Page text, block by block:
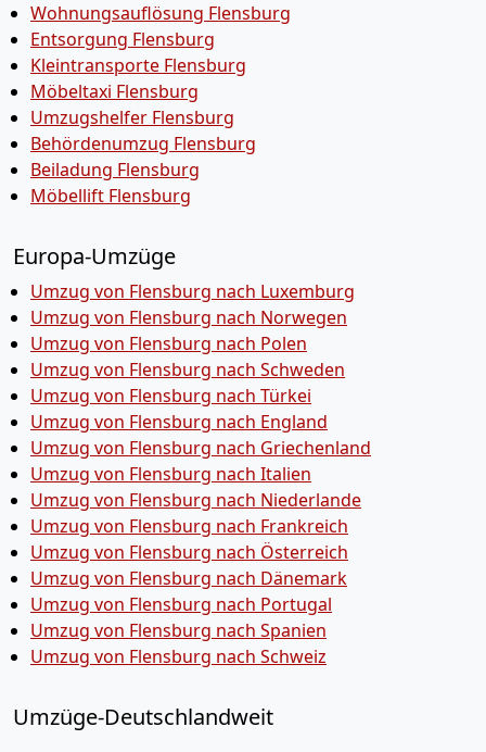
Wohnungsauflösung Flensburg
Entsorgung Flensburg
Kleintransporte Flensburg
Möbeltaxi Flensburg
Umzugshelfer Flensburg
Behördenumzug Flensburg
Beiladung Flensburg
Möbellift Flensburg
Europa-Umzüge
Umzug von Flensburg nach Luxemburg
Umzug von Flensburg nach Norwegen
Umzug von Flensburg nach Polen
Umzug von Flensburg nach Schweden
Umzug von Flensburg nach Türkei
Umzug von Flensburg nach England
Umzug von Flensburg nach Griechenland
Umzug von Flensburg nach Italien
Umzug von Flensburg nach Niederlande
Umzug von Flensburg nach Frankreich
Umzug von Flensburg nach Österreich
Umzug von Flensburg nach Dänemark
Umzug von Flensburg nach Portugal
Umzug von Flensburg nach Spanien
Umzug von Flensburg nach Schweiz
Umzüge-Deutschlandweit